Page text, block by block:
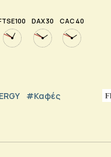
100 DAX 30 CAC 40
#καφές